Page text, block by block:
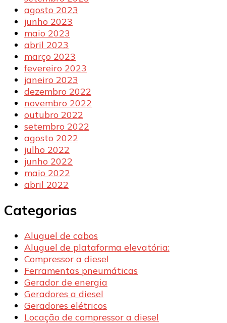
agosto 2023
junho 2023
maio 2023
abril 2023
março 2023
fevereiro 2023
janeiro 2023
dezembro 2022
novembro 2022
outubro 2022
setembro 2022
agosto 2022
julho 2022
junho 2022
maio 2022
abril 2022
Categorias
Aluguel de cabos
Aluguel de plataforma elevatória:
Compressor a diesel
Ferramentas pneumáticas
Gerador de energia
Geradores a diesel
Geradores elétricos
Locação de compressor a diesel